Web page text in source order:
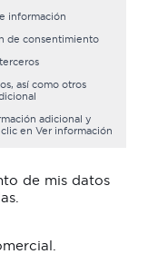
información
de consentimiento
así como otros
adicional y
en Ver información
de mis datos